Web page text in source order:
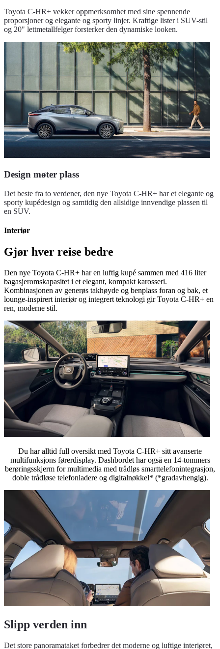
Toyota C-HR+ vekker oppmerksomhet med sine spennende
proporsjoner og elegante og sporty linjer. Kraftige lister i SUV-stil
og 20" lettmetallfelger forsterker den dynamiske looken.
Design møter plass
Det beste fra to verdener, den nye Toyota C-HR+ har et elegante og
sporty kupédesign og samtidig den allsidige innvendige plassen til
en SUV.
Interiør
Gjør hver reise bedre
Den nye Toyota C-HR+ har en luftig kupé sammen med 416 liter
bagasjeromskapasitet i et elegant, kompakt karosseri.
Kombinasjonen av generøs takhøyde og benplass foran og bak, et
lounge-inspirert interiør og integrert teknologi gir Toyota C-HR+ en
ren, moderne stil.
Du har alltid full oversikt med Toyota C-HR+ sitt avanserte
multifunksjons førerdisplay. Dashbordet har også en 14-tommers
berøringsskjerm for multimedia med trådløs smarttelefonintegrasjon,
doble trådløse telefonladere og digitalnøkkel* (*gradavhengig).
Slipp verden inn
Det store panoramataket forbedrer det moderne og luftige interiøret,